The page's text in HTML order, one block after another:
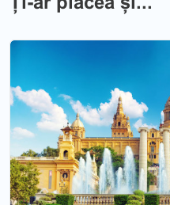
Previous